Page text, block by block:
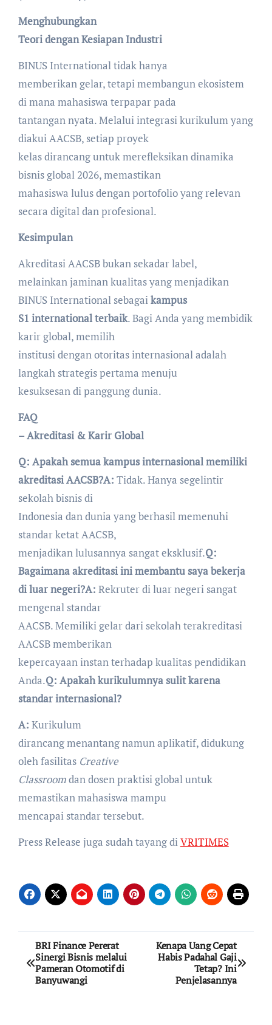
Menghubungkan
Teori dengan Kesiapan Industri
BINUS International tidak hanya
memberikan gelar, tetapi membangun ekosistem
di mana mahasiswa terpapar pada
tantangan nyata. Melalui integrasi kurikulum yang
diakui AACSB, setiap proyek
kelas dirancang untuk merefleksikan dinamika
bisnis global 2026, memastikan
mahasiswa lulus dengan portofolio yang relevan
secara digital dan profesional.
Kesimpulan
Akreditasi AACSB bukan sekadar label,
melainkan jaminan kualitas yang menjadikan
BINUS International sebagaikampus
S1 international terbaik. Bagi Anda yang membidik
karir global, memilih
institusi dengan otoritas internasional adalah
langkah strategis pertama menuju
kesuksesan di panggung dunia.
FAQ
– Akreditasi & Karir Global
Q: Apakah semua kampus internasional memiliki
akreditasi AACSB?A: Tidak. Hanya segelintir
sekolah bisnis di
Indonesia dan dunia yang berhasil memenuhi
standar ketat AACSB,
menjadikan lulusannya sangat eksklusif.Q:
Bagaimana akreditasi ini membantu saya bekerja
di luar negeri?A: Rekruter di luar negeri sangat
mengenal standar
AACSB. Memiliki gelar dari sekolah terakreditasi
AACSB memberikan
kepercayaan instan terhadap kualitas pendidikan
Anda.Q: Apakah kurikulumnya sulit karena
standar internasional?
A: Kurikulum
dirancang menantang namun aplikatif, didukung
oleh fasilitas Creative
Classroomdan dosen praktisi global untuk
memastikan mahasiswa mampu
mencapai standar tersebut.
Press Release juga sudah tayang diVRITIMES
Post
navigation
BRI Finance Pererat
Sinergi Bisnis melalui
Pameran Otomotif di
Banyuwangi
Kenapa Uang Cepat
Habis Padahal Gaji
Tetap? Ini
Penjelasannya